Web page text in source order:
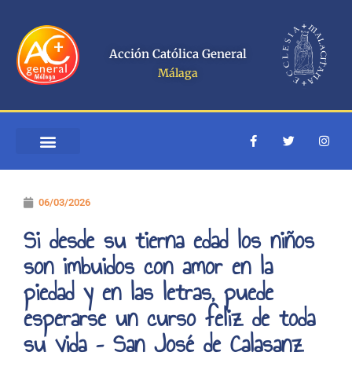
contenido
Acción Católica General
Málaga
F
a
e
f
T
w
t
I
n
t
06/03/2026
Si desde su tierna edad los niños
son imbuidos con amor en la
piedad y en las letras, puede
esperarse un curso feliz de toda
su vida – San José de Calasanz